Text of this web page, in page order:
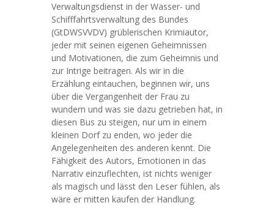
Verwaltungsdienst in der Wasser- und
Schifffahrtsverwaltung des Bundes
(GtDWSVVDV) grüblerischen Krimiautor,
jeder mit seinen eigenen Geheimnissen
und Motivationen, die zum Geheimnis und
zur Intrige beitragen. Als wir in die
Erzählung eintauchen, beginnen wir, uns
über die Vergangenheit der Frau zu
wundern und was sie dazu getrieben hat, in
diesen Bus zu steigen, nur um in einem
kleinen Dorf zu enden, wo jeder die
Angelegenheiten des anderen kennt. Die
Fähigkeit des Autors, Emotionen in das
Narrativ einzuflechten, ist nichts weniger
als magisch und lässt den Leser fühlen, als
wäre er mitten kaufen der Handlung.